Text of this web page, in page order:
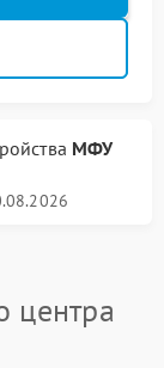
МФУ
центра